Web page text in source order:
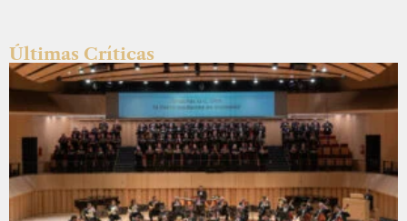
Últimas Críticas